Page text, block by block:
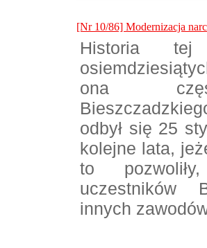
[Nr 10/86] Modernizacja
Historia
ona
odbył się 25
kolejne lata,
to
uczestników
innych